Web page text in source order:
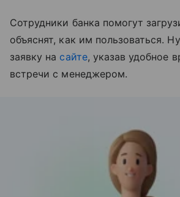
Сотрудники банка помогут
объяснят, как им пользоваться.
заявку на сайте, указав удобное
встречи с менеджером.